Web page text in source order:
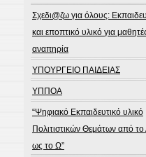
Σχεδι@ζω για όλους:
και εποπτικό υλικό για
αναπηρία
ΥΠΟΥΡΓΕΙΟ ΠΑΙΔΕΙΑΣ
ΥΠΠΟΑ
“Ψηφιακό Εκπαιδευτικό υλικό
Πολιτιστικών Θεμάτων από το
ως το Ω”